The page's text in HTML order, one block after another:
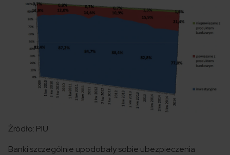
Źródło: PIU
Banki szczególnie upodobały sobie ubezpieczenia